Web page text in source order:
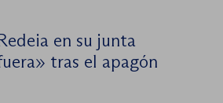
en su junta
tras el apagón